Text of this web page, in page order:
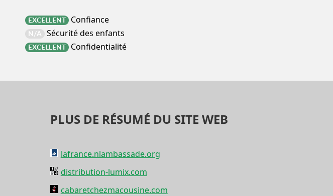
EXCELLENT Confiance
N/A Sécurité des enfants
EXCELLENT Confidentialité
PLUS DE RÉSUMÉ DU SITE WEB
lafrance.nlambassade.org
distribution-lumix.com
cabaretchezmacousine.com